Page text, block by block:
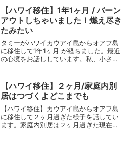
再開した話＋今月投稿予定の動画につい
てです。
【ハワイ移住】1年1ヶ月 / バーン
アウトしちゃいました！燃え尽き
たみたい
タミーがハワイカウアイ島からオアフ島
に移住して1年1ヶ月 が経ちました。最近
の心境をお話ししています。私、小さい
【ハワイ移住】２ヶ月/家庭内別
居はつづくよどこまでも
【ハワイ移住】カウアイ島からオアフ島
に移住して２ヶ月過ぎた様子を話してい
ます。家庭内別居は２ヶ月過ぎた現在も